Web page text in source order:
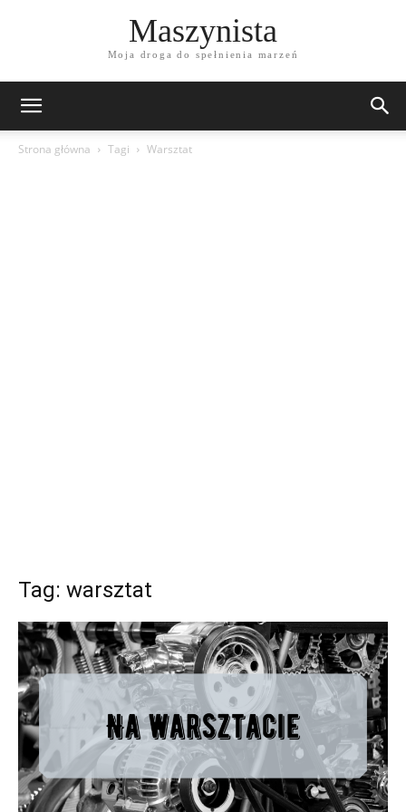
Maszynista
Moja droga do spełnienia marzeń
Strona główna Tagi Warsztat
Tag: warsztat